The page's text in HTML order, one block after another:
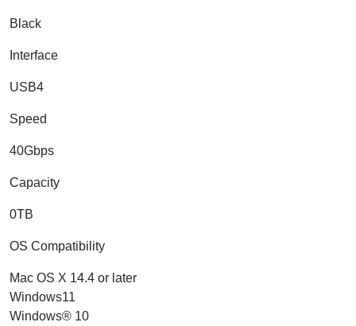
Black
Interface
USB4
Speed
40Gbps
Capacity
0TB
OS Compatibility
Mac OS X 14.4 or later
Windows11
Windows® 10